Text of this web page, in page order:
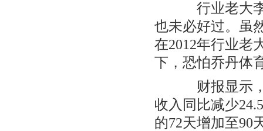
行业老大李
也未必好过。虽
在2012年行业老
下，恐怕乔丹体
财报显示，
收入同比减少
的72天增加至90